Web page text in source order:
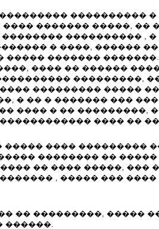
����������
���� ������� �����,
���������� ,
� ����, ������
����� �������
���� �� ������
���������,
��������� �����
� �� � ������� ���
���� � �� ���������,
���� ��
���� ���������
�������� ��
�� ���� �����, ���
, ����� ���
�� ���������, �����
������.